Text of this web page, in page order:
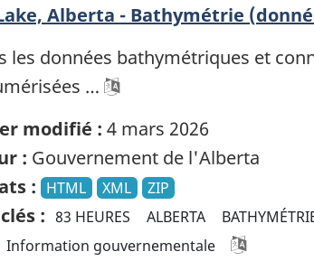
Alberta - Bathymétrie
les données bathymétriques et
…
modifié : 4 mars 2026
: Gouvernement de l'Alberta
: HTML XML ZIP
: 83 HEURES ALBERTA
Information gouvernementale